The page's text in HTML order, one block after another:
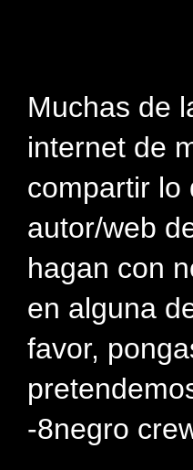
Muchas de
internet de
compartir lo
autor/web
hagan con
en alguna
favor,
-8negro